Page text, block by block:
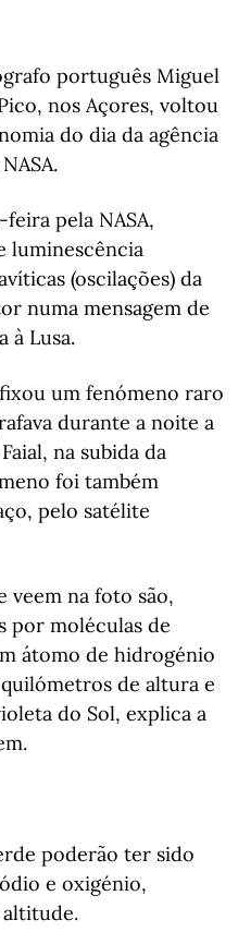
português Miguel
nos Açores, voltou
do dia da agência
pela NASA,
luminescência
(oscilações) da
numa mensagem de
à Lusa.
um fenómeno raro
durante a noite a
na subida da
foi também
pelo satélite
veem na foto são,
por moléculas de
átomo de hidrogénio
de altura e
do Sol, explica a
poderão ter sido
e oxigénio,